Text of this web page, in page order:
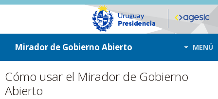
ir a contenido
ir al menú
Mirador de Gobierno Abierto MENÚ
Cómo usar el Mirador de Gobierno
Abierto